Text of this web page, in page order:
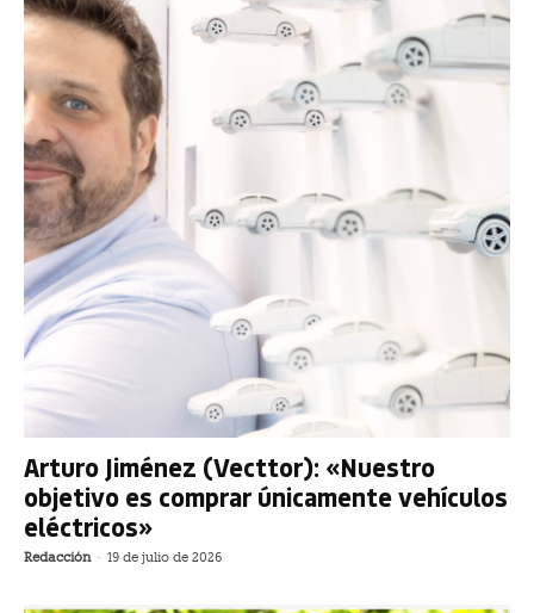
Arturo Jiménez (Vecttor): «Nuestro
objetivo es comprar únicamente vehículos
eléctricos»
Redacción - 19 de julio de 2026